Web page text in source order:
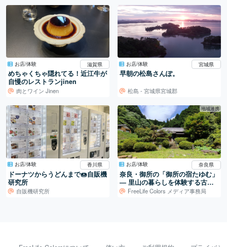
お店/体験 滋賀県
めちゃくちゃ隠れてる！近江牛が
自慢のレストランjinen
肉とワイン Jinen
お店/体験 宮城県
早朝の松島さんぽ。
松島 - 宮城県宮城郡
お店/体験 香川県
ドーナツからうどんまで🍩自販機
研究所
自販機研究所
地域連携
お店/体験 奈良県
奈良・御所の「御所の宿たゆむ」
― 里山の暮らしを体験する古民
家宿FreeLife Colors メディア事務局